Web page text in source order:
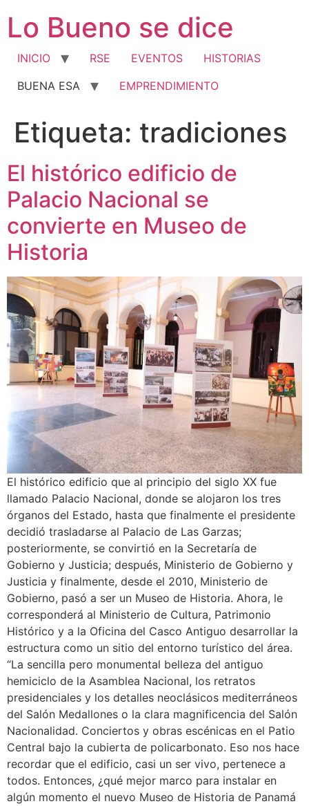
contenido
Lo Bueno se dice
INICIO RSE EVENTOS
HISTORIAS
BUENA ESA
EMPRENDIMIENTO
Etiqueta: tradiciones
El histórico edificio de
Palacio Nacional se
convierte en Museo de
Historia
El histórico edificio que al principio del siglo XX fue
llamado Palacio Nacional, donde se alojaron los tres
órganos del Estado, hasta que finalmente el presidente
decidió trasladarse al Palacio de Las Garzas;
posteriormente, se convirtió en la Secretaría de
Gobierno y Justicia; después, Ministerio de Gobierno y
Justicia y finalmente, desde el 2010, Ministerio de
Gobierno, pasó a ser un Museo de Historia. Ahora, le
corresponderá al Ministerio de Cultura, Patrimonio
Histórico y a la Oficina del Casco Antiguo desarrollar la
estructura como un sitio del entorno turístico del área.
“La sencilla pero monumental belleza del antiguo
hemiciclo de la Asamblea Nacional, los retratos
presidenciales y los detalles neoclásicos mediterráneos
del Salón Medallones o la clara magnificencia del Salón
Nacionalidad. Conciertos y obras escénicas en el Patio
Central bajo la cubierta de policarbonato. Eso nos hace
recordar que el edificio, casi un ser vivo, pertenece a
todos. Entonces, ¿qué mejor marco para instalar en
algún momento el nuevo Museo de Historia de Panamá